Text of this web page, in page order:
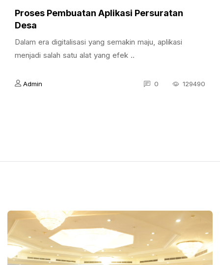
Proses Pembuatan Aplikasi Persuratan
Desa
Dalam era digitalisasi yang semakin maju, aplikasi
menjadi salah satu alat yang efek ..
Admin 0 129490